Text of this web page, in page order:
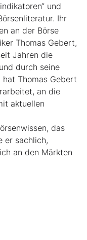
und
Ihr
an der Börse
Thomas Gebert,
Jahren die
durch seine
Thomas Gebert
an die
aktuellen
das
er sachlich,
an den Märkten